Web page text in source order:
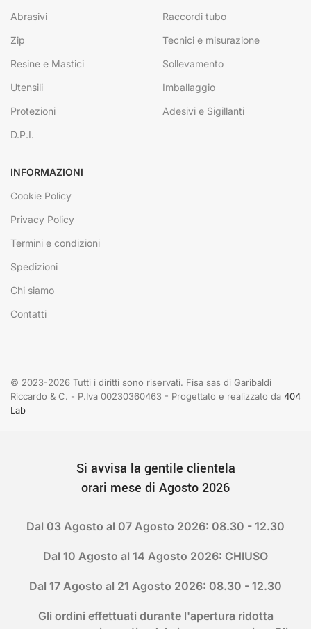
Abrasivi
Zip
Resine e Mastici
Utensili
Protezioni
D.P.I.
Raccordi tubo
Tecnici e misurazione
Sollevamento
Imballaggio
Adesivi e Sigillanti
INFORMAZIONI
Cookie Policy
Privacy Policy
Termini e condizioni
Spedizioni
Chi siamo
Contatti
© 2023-2026 Tutti i diritti sono riservati. Fisa sas di Garibaldi
Riccardo & C. - P.Iva 00230360463 - Progettato e realizzato da 404
Lab
Si avvisa la gentile clientela
orari mese di Agosto 2026
Dal 03 Agosto al 07 Agosto 2026: 08.30 - 12.30
Dal 10 Agosto al 14 Agosto 2026: CHIUSO
Dal 17 Agosto al 21 Agosto 2026: 08.30 - 12.30
Gli ordini effettuati durante l'apertura ridotta